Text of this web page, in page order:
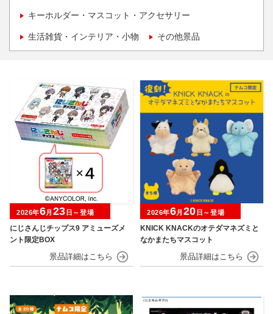
キーホルダー・マスコット・アクセサリー
生活雑貨・インテリア・小物 その他景品
にじさんじチップス9 アミューズメ
ント限定BOX
2026年6月 23 日～登場
KNICK KNACKのオテダマネズミと
なかまたちマスコット
2026年6月 20 日～登場